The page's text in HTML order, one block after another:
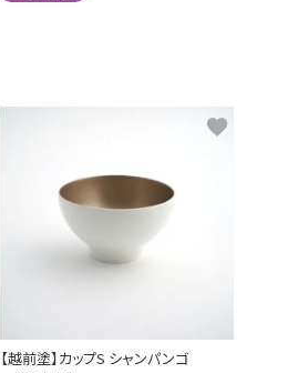
【越前塗】カップS シャンパンゴ